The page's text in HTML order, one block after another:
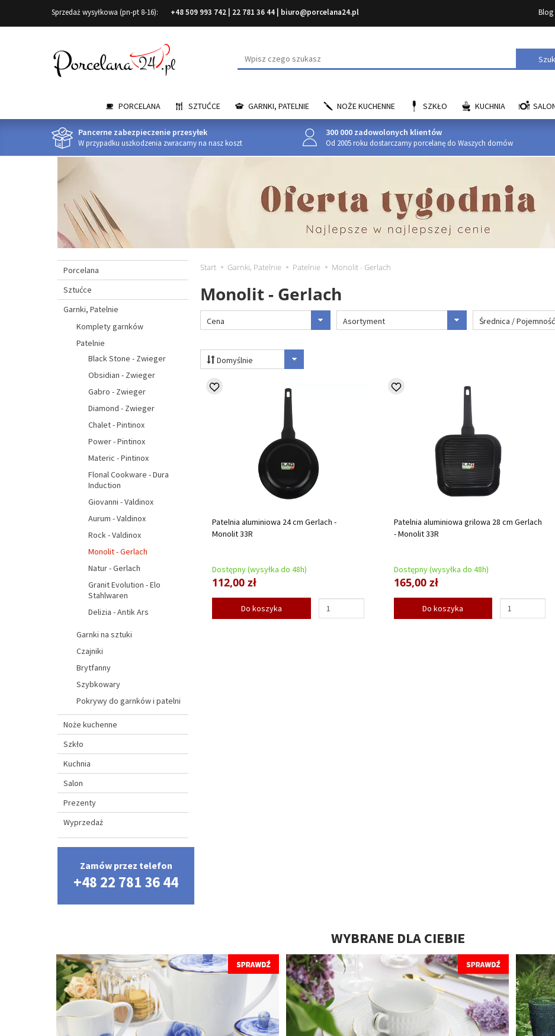
Sprzedaż wysyłkowa (pn-pt 8-16): +48 509 993 742 22 781 36 44 biuro@porcelana24.pl Blog
Wyszukaj
PORCELANA SZTUĆCE GARNKI, PATELNIE NOŻE KUCHENNE SZKŁO KUCHNIA
Pancerne zabezpieczenie przesyłek
W przypadku uszkodzenia zwracamy na nasz koszt
300 000 zadowolonych klientów
Od 2005 roku dostarczamy porcelanę do Waszych domów
Start Garnki, Patelnie Patelnie Monolit - Gerlach
Monolit - Gerlach
Cena Asortyment Średnica / Pojemność
Domyślnie
Patelnia aluminiowa 24 cm Gerlach -
Monolit 33R
Dostępny (wysyłka do 48h)
112,00 zł
Do koszyka
Patelnia aluminiowa grilowa 28 cm Gerlach
- Monolit 33R
Dostępny (wysyłka do 48h)
165,00 zł
Do koszyka
Porcelana
Sztućce
Garnki, Patelnie
Komplety garnków
Patelnie
Black Stone - Zwieger
Obsidian - Zwieger
Gabro - Zwieger
Diamond - Zwieger
Chalet - Pintinox
Power - Pintinox
Materic - Pintinox
Flonal Cookware - Dura
Induction
Giovanni - Valdinox
Aurum - Valdinox
Rock - Valdinox
Monolit - Gerlach
Natur - Gerlach
Granit Evolution - Elo
Stahlwaren
Delizia - Antik Ars
Garnki na sztuki
Czajniki
Brytfanny
Szybkowary
Pokrywy do garnków i patelni
Noże kuchenne
Szkło
Kuchnia
Salon
Prezenty
Wyprzedaż
Zamów przez telefon
+48 22 781 36 44
WYBRANE DLA CIEBIE